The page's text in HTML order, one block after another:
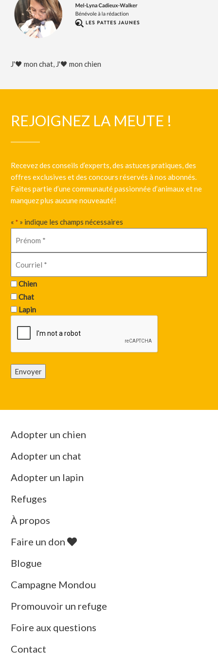
J'🖤 mon chat, J'🖤 mon chien
REJOIGNEZ LA MEUTE !
Recevez des conseils d’experts, des astuces pratiques, des
offres exclusives et des concours réservés à nos abonnés.
Faites partie d’une communauté passionnée d’animaux et ne
manquez plus aucune nouveauté!
«* » indique les champs nécessaires
Chien
Chat
Lapin
Envoyer
Adopter un chien
Adopter un chat
Adopter un lapin
Refuges
À propos
Faire un don
Blogue
Campagne Mondou
Promouvoir un refuge
Foire aux questions
Contact